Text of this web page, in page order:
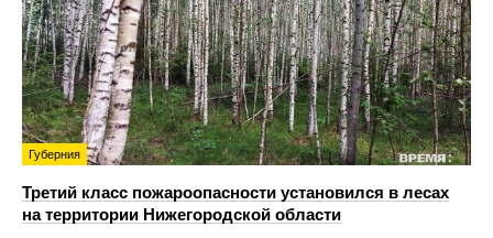
Губерния
Третий класс пожароопасности установился в лесах
на территории Нижегородской области